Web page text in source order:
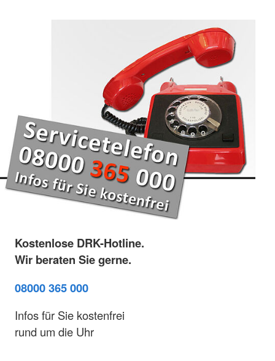
Kostenlose DRK-Hotline.
Wir beraten Sie gerne.
08000 365 000
Infos für Sie kostenfrei
rund um die Uhr